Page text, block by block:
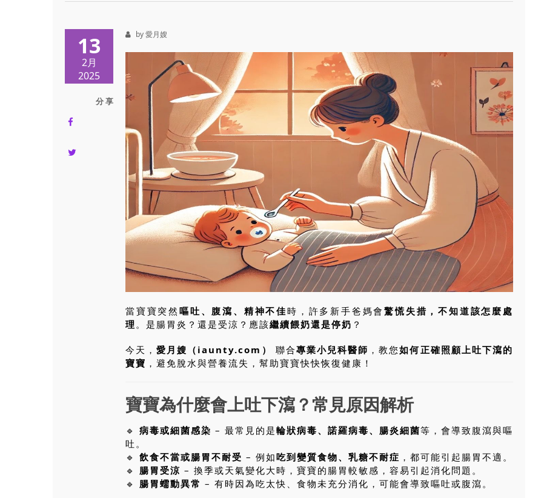
13
2月
2025
分 享
by 愛月嫂
當寶寶突然 嘔吐、腹瀉、精神不佳時，許多新手爸媽會驚慌失措，不知道該怎麼處
理 。是腸胃炎？還是受涼？應該繼續餵奶還是停奶 ？
今天，愛月嫂（iaunty.com） 聯合專業小兒科醫師 ，教您如何正確照顧上吐下瀉的
寶寶 ，避免脫水與營養流失，幫助寶寶快快恢復健康！
寶寶為什麼會上吐下瀉？常見原因解析
🔹 病毒或細菌感染 – 最常見的是輪狀病毒、諾羅病毒、腸炎細菌等，會導致腹瀉與嘔
吐。
🔹 飲食不當或腸胃不耐受 – 例如吃到變質食物、乳糖不耐症 ，都可能引起腸胃不適。
🔹 腸胃受涼 – 換季或天氣變化大時，寶寶的腸胃較敏感，容易引起消化問題。
🔹 腸胃蠕動異常 – 有時因為吃太快、食物未充分消化，可能會導致嘔吐或腹瀉。